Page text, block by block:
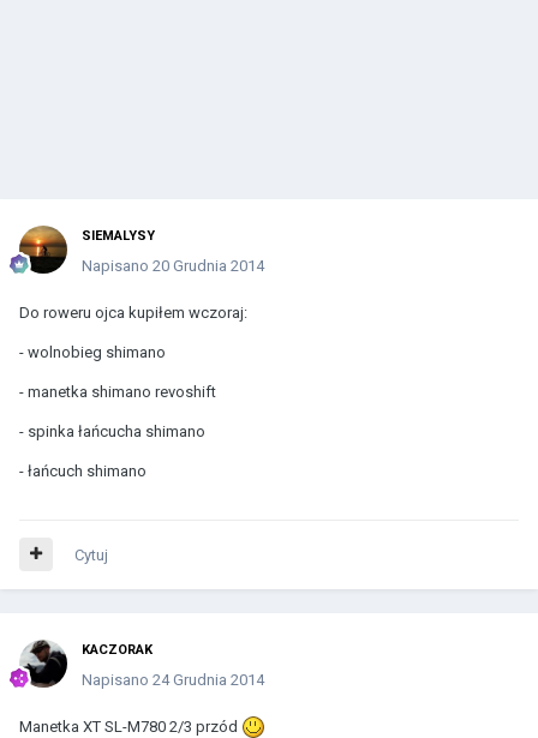
SIEMALYSY
Napisano 20 Grudnia 2014
Do roweru ojca kupiłem wczoraj:
- wolnobieg shimano
- manetka shimano revoshift
- spinka łańcucha shimano
- łańcuch shimano
Cytuj
KACZORAK
Napisano 24 Grudnia 2014
Manetka XT SL-M780 2/3 przód